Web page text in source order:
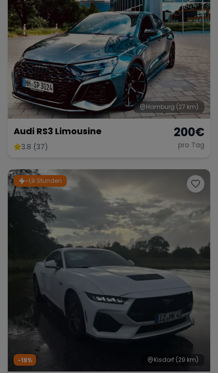
Hamburg (27 km)
Audi RS3 Limousine
3.8 (37)
200€
pro Tag
~1,9 Stunden
Kisdorf (29 km)
-19%